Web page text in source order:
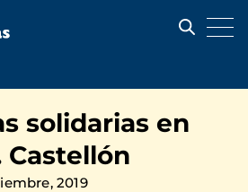
solidarias en
Castellón
2019